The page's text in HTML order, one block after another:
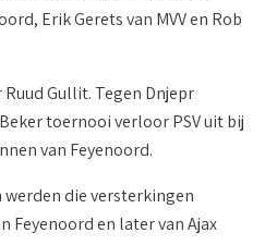
Erik Gerets van MVV en Rob
Gullit. Tegen Dnjepr
toernooi verloor PSV uit bij
van Feyenoord.
werden die versterkingen
Feyenoord en later van Ajax